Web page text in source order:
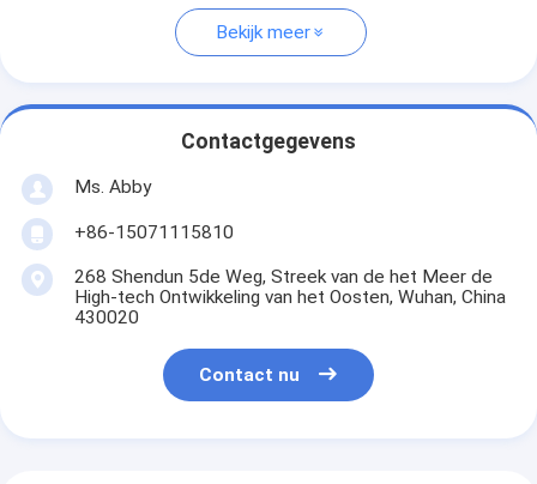
Bekijk meer
Contactgegevens
Ms. Abby
+86-15071115810
268 Shendun 5de Weg, Streek van de het Meer de
High-tech Ontwikkeling van het Oosten, Wuhan, China
430020
Contact nu